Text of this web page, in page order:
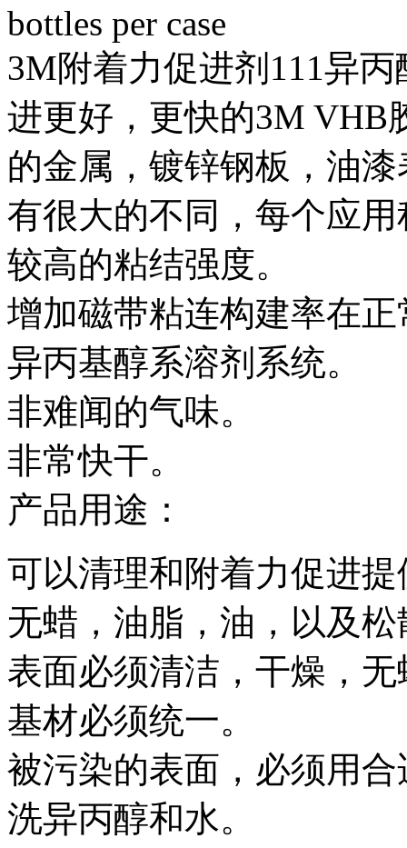
bottles per case
3M附着力促进剂111异
进更好，更快的3M VHB
的金属，镀锌钢板，油
有很大的不同，每个应
较高的粘结强度。
增加磁带粘连构建率在
异丙基醇系溶剂系统。
非难闻的气味。
非常快干。
产品用途：
可以清理和附着力促进
无蜡，油脂，油，以及
表面必须清洁，干燥，
基材必须统一。
被污染的表面，必须用
洗异丙醇和水。